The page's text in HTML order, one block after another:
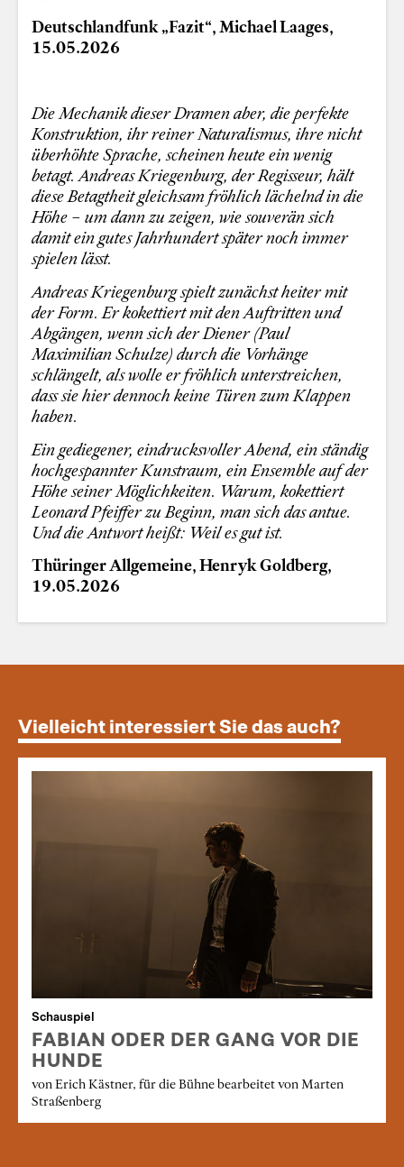
Deutschlandfunk „Fazit“, Michael Laages,
15.05.2026
Die Mechanik dieser Dramen aber, die perfekte
Konstruktion, ihr reiner Naturalismus, ihre nicht
überhöhte Sprache, scheinen heute ein wenig
betagt. Andreas Kriegenburg, der Regisseur, hält
diese Betagtheit gleichsam fröhlich lächelnd in die
Höhe – um dann zu zeigen, wie souverän sich
damit ein gutes Jahrhundert später noch immer
spielen lässt.
Andreas Kriegenburgspielt zunächst heiter mit
der Form. Er kokettiert mit den Auftritten und
Abgängen, wenn sich der Diener (Paul
Maximilian Schulze) durch die Vorhänge
schlängelt, als wolle er fröhlich unterstreichen,
dass sie hier dennoch keine Türen zum Klappen
haben.
Ein gediegener, eindrucksvoller Abend, ein ständig
hochgespannter Kunstraum, ein Ensemble auf der
Höhe seiner Möglichkeiten. Warum, kokettiert
Leonard Pfeiffer zu Beginn, man sich das antue.
Und die Antwort heißt: Weil es gut ist.
Thüringer Allgemeine, Henryk Goldberg,
19.05.2026
Vielleicht interessiert Sie das auch?
Schauspiel
FABIAN ODER DER GANG VOR DIE
HUNDE
von Erich Kästner, für die Bühne bearbeitet von Marten
Straßenberg